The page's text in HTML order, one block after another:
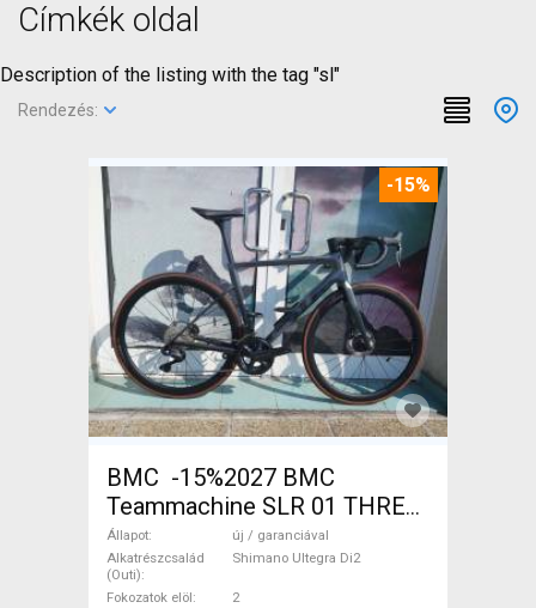
Címkék oldal
Description of the listing with the tag "sl"
Rendezés:
-15%
BMC -15%2027 BMC
Teammachine SLR 01 THREE
Ultegra Di2 Országúti
Shimano Ultegra Di2 tárcsafék
új / garanciával ELADÓ
Állapot
új / garanciával
Alkatrészcsalád
(Outi)
Shimano Ultegra Di2
Fokozatok elöl
2